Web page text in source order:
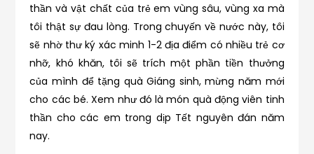
thần và vật chất của trẻ em vùng sâu, vùng xa mà
tôi thật sự đau lòng. Trong chuyến về nước này, tôi
sẽ nhờ thư ký xác minh 1-2 địa điểm có nhiều trẻ cơ
nhỡ, khó khăn, tôi sẽ trích một phần tiền thưởng
của mình để tặng quà Giáng sinh, mừng năm mới
cho các bé. Xem như đó là món quà động viên tinh
thần cho các em trong dịp Tết nguyên đán năm
nay.